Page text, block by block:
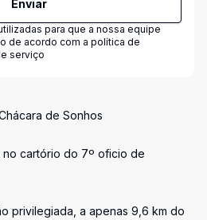
Enviar
para que a nossa equipe
de acordo com a política de
serviço
de Sonhos
cartório do 7º oficio de
privilegiada, a apenas 9,6 km do